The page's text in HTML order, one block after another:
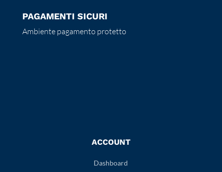
PAGAMENTI SICURI
Ambiente pagamento protetto
ACCOUNT
Dashboard